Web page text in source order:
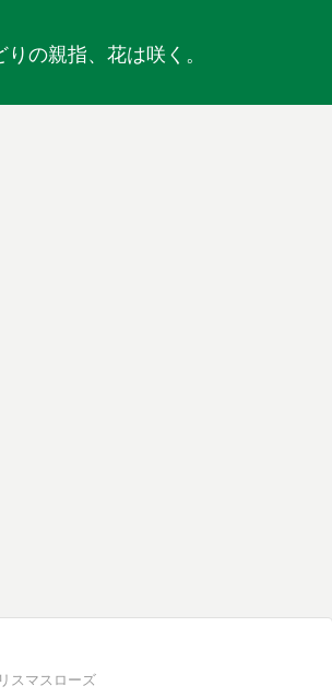
りの親指、花は咲く。
スマスローズ